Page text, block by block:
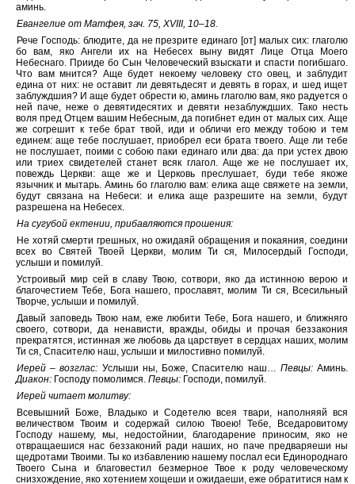
аминь.
Евангелие от Матфея, зач. 75, XVIII, 10–18.
Рече Господь: блюдите, да не презрите единаго [от] малых сих: глаголю
бо вам, яко Ангели их на Небесех выну видят Лице Отца Моего
Небеснаго. Прииде бо Сын Человеческий взыскати и спасти погибшаго.
Что вам мнится? Аще будет некоему человеку сто овец, и заблудит
едина от них: не оставит ли девятьдесят и девять в горах, и шед ищет
заблуждшия? И аще будет обрести ю, аминь глаголю вам, яко радуется о
ней паче, неже о девятидесятих и девяти незаблуждших. Тако несть
воля пред Отцем вашим Небесным, да погибнет един от малых сих. Аще
же согрешит к тебе брат твой, иди и обличи его между тобою и тем
единем: аще тебе послушает, приобрел еси брата твоего. Аще ли тебе
не послушает, поими с собою паки единаго или два: да при устех двою
или триех свидетелей станет всяк глагол. Аще же не послушает их,
повеждь Церкви: аще же и Церковь преслушает, буди тебе якоже
язычник и мытарь. Аминь бо глаголю вам: елика аще свяжете на земли,
будут связана на Небеси: и елика аще разрешите на земли, будут
разрешена на Небесех.
На сугубой ектении, прибавляются прошения:
Не хотяй смерти грешных, но ожидаяй обращения и покаяния, соедини
всех во Святей Твоей Церкви, молим Ти ся, Милосердый Господи,
услыши и помилуй.
Устроивый мир сей в славу Твою, сотвори, яко да истинною верою и
благочестием Тебе, Бога нашего, прославят, молим Ти ся, Всесильный
Творче, услыши и помилуй.
Давый заповедь Твою нам, еже любити Тебе, Бога нашего, и ближняго
своего, сотвори, да ненависти, вражды, обиды и прочая беззакония
прекратятся, истинная же любовь да царствует в сердцах наших, молим
Ти ся, Спасителю наш, услыши и милостивно помилуй.
Иерей – возглас: Услыши ны, Боже, Спасителю наш… Певцы:Аминь.
Диакон: Господу помолимся. Певцы: Господи, помилуй.
Иерей читает молитву:
Всевышний Боже, Владыко и Содетелю всея твари, наполняяй вся
величеством Твоим и содержай силою Твоею! Тебе, Вседаровитому
Господу нашему, мы, недостойнии, благодарение приносим, яко не
отвращаешися нас беззаконий ради наших, но паче предваряеши ны
щедротами Твоими. Ты ко избавлению нашему послал еси Единороднаго
Твоего Сына и благовестил безмерное Твое к роду человеческому
снизхождение, яко хотением хощеши и ожидаеши, еже обратитися нам к